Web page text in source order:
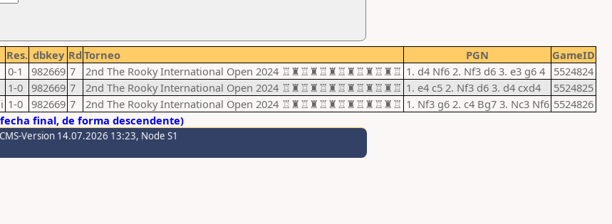
Res. dbkey Rd Torneo PGN
GameID
0-1 982669 7 2nd The Rooky International Open 2024 ♖♜♖♜♖♜♖♜♖♜♖♜♖ 1. d4 Nf6 2. Nf3 d6 3. e3 g6 4
5524824
1-0 982669 7 2nd The Rooky International Open 2024 ♖♜♖♜♖♜♖♜♖♜♖♜♖ 1. e4 c5 2. Nf3 d6 3. d4 cxd4
5524825
1-0 982669 7 2nd The Rooky International Open 2024 ♖♜♖♜♖♜♖♜♖♜♖♜♖ 1. Nf3 g6 2. c4 Bg7 3. Nc3 Nf6 5524826
final, de forma descendente)
Version 14.07.2026 13:23, Node S1